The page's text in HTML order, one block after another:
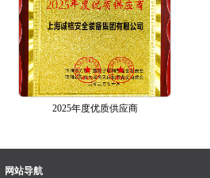
2025年度优质供应商
网站导航